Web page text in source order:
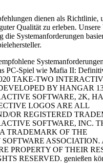
dienen als Richtlinie,
Qualität zu erleben. Unsere
die Systemanforderungen
PC-Spiel wie Mafia II:
TAKE-TWO
BY HANGAR
SOFTWARE, 2K,
LOGOS ARE ALL
OR REGISTERED
SOFTWARE, INC.
TRADEMARK OF THE
ASSOCIATION.
PROPERTY OF THEIR
RESERVED. genießen